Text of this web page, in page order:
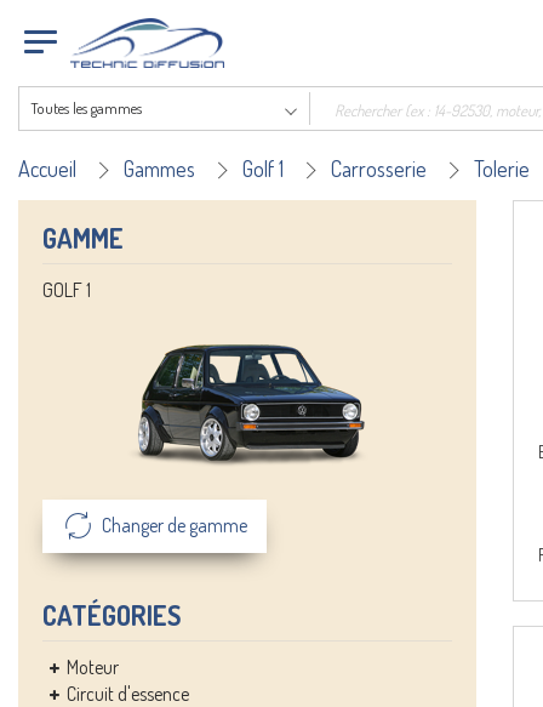
Toutes les gammes
Accueil Gammes Golf 1 Carrosserie Tolerie
GAMME
GOLF 1
Changer de gamme
CATÉGORIES
Moteur
Circuit d'essence